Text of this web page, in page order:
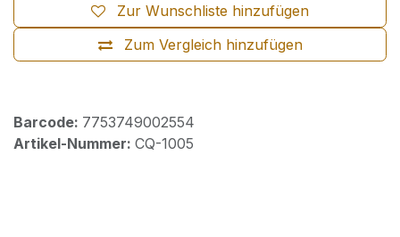
Zum Vergleich hinzufügen
Zur Wunschliste hinzufügen
Barcode: 7753749002554
Artikel-Nummer: CQ-1005